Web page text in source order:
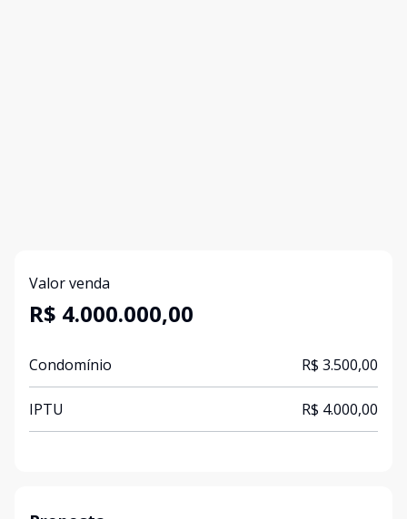
Valor venda
R$ 4.000.000,00
Condomínio R$ 3.500,00
IPTU R$ 4.000,00